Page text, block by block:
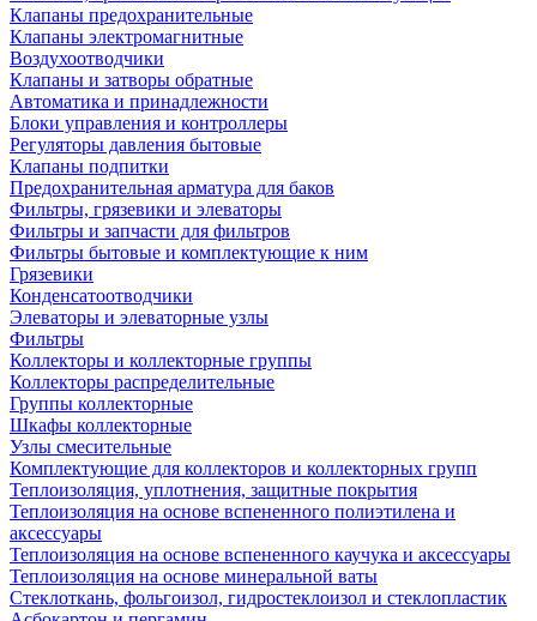
Клапаны предохранительные
Клапаны электромагнитные
Воздухоотводчики
Клапаны и затворы обратные
Автоматика и принадлежности
Блоки управления и контроллеры
Регуляторы давления бытовые
Клапаны подпитки
Предохранительная арматура для баков
Фильтры, грязевики и элеваторы
Фильтры и запчасти для фильтров
Фильтры бытовые и комплектующие к ним
Грязевики
Конденсатоотводчики
Элеваторы и элеваторные узлы
Фильтры
Коллекторы и коллекторные группы
Коллекторы распределительные
Группы коллекторные
Шкафы коллекторные
Узлы смесительные
Комплектующие для коллекторов и коллекторных групп
Теплоизоляция, уплотнения, защитные покрытия
Теплоизоляция на основе вспененного полиэтилена и
аксессуары
Теплоизоляция на основе вспененного каучука и аксессуары
Теплоизоляция на основе минеральной ваты
Стеклоткань, фольгоизол, гидростеклоизол и стеклопластик